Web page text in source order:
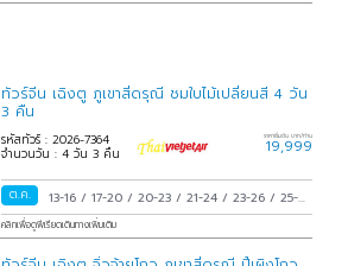
ทัวร์จีน เฉิงตู ภูเขาสี่ดรุณี ชมใบไม้เปลี่ยนสี 4 วัน
3 คืน
รหัสทัวร์ : 2026-7364
จำนวนวัน : 4 วัน 3 คืน
ราคาเริ่มต้น บาท/ท่าน
19,999
ต.ค. 13-16/17-20/20-23/21-24/23-26/25-
28/28-31/
คลิกเพื่อดูพีเรียดเดินทางเพิ่มเติม